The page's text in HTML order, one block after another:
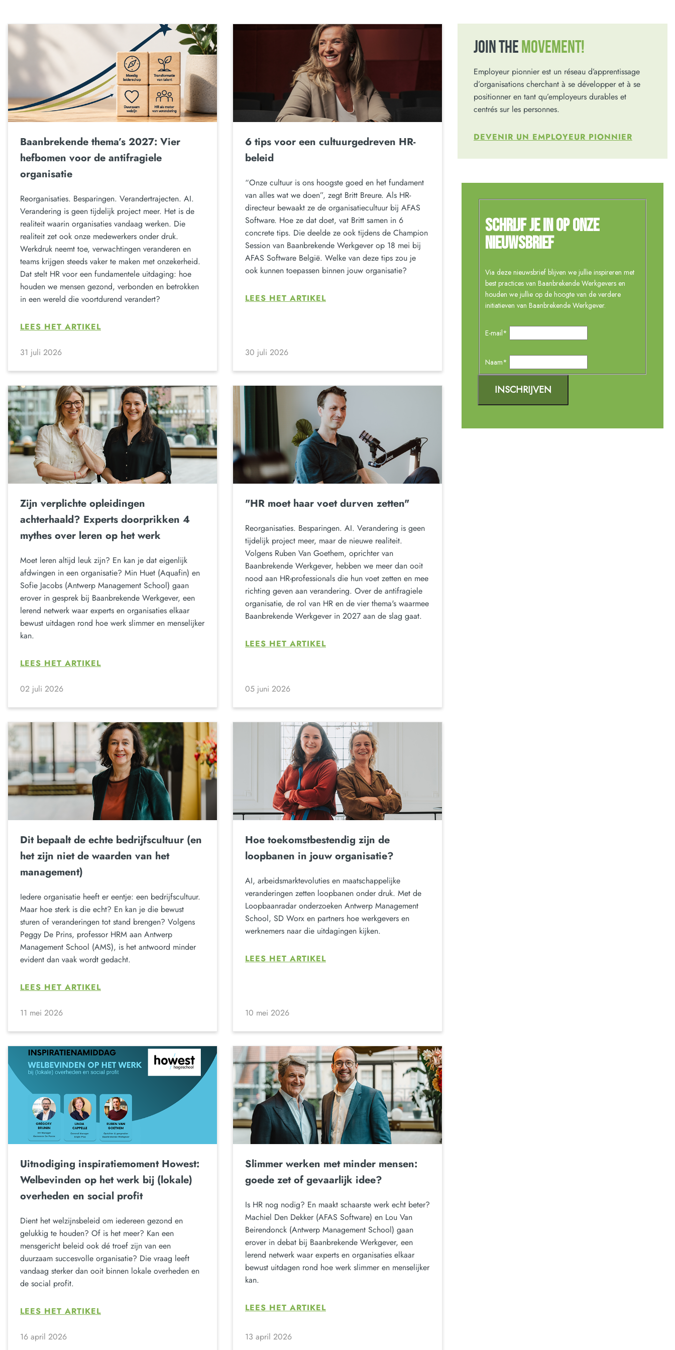
Baanbrekende thema’s 2027: Vier
hefbomen voor de antifragiele
organisatie
Reorganisaties. Besparingen. Verandertrajecten. AI.
Verandering is geen tijdelijk project meer. Het is de
realiteit waarin organisaties vandaag werken. Die
realiteit zet ook onze medewerkers onder druk.
Werkdruk neemt toe, verwachtingen veranderen en
teams krijgen steeds vaker te maken met onzekerheid.
Dat stelt HR voor een fundamentele uitdaging: hoe
houden we mensen gezond, verbonden en betrokken
in een wereld die voortdurend verandert?
LEES HET ARTIKEL
31 juli 2026
6 tips voor een cultuurgedreven HR-
beleid
“Onze cultuur is ons hoogste goed en het fundament
van alles wat we doen”, zegt Britt Breure. Als HR-
directeur bewaakt ze de organisatiecultuur bij AFAS
Software. Hoe ze dat doet, vat Britt samen in 6
concrete tips. Die deelde ze ook tijdens de Champion
Session van Baanbrekende Werkgever op 18 mei bij
AFAS Software België. Welke van deze tips zou je
ook kunnen toepassen binnen jouw organisatie?
LEES HET ARTIKEL
30 juli 2026
Zijn verplichte opleidingen
achterhaald? Experts doorprikken 4
mythes over leren op het werk
Moet leren altijd leuk zijn? En kan je dat eigenlijk
afdwingen in een organisatie? Min Huet (Aquafin) en
Sofie Jacobs (Antwerp Management School) gaan
erover in gesprek bij Baanbrekende Werkgever, een
lerend netwerk waar experts en organisaties elkaar
bewust uitdagen rond hoe werk slimmer en menselijker
kan.
LEES HET ARTIKEL
02 juli 2026
"HR moet haar voet durven zetten"
Reorganisaties. Besparingen. AI. Verandering is geen
tijdelijk project meer, maar de nieuwe realiteit.
Volgens Ruben Van Goethem, oprichter van
Baanbrekende Werkgever, hebben we meer dan ooit
nood aan HR-professionals die hun voet zetten en mee
richting geven aan verandering. Over de antifragiele
organisatie, de rol van HR en de vier thema's waarmee
Baanbrekende Werkgever in 2027 aan de slag gaat.
LEES HET ARTIKEL
05 juni 2026
Dit bepaalt de echte bedrijfscultuur (en
het zijn niet de waarden van het
management)
Iedere organisatie heeft er eentje: een bedrijfscultuur.
Maar hoe sterk is die echt? En kan je die bewust
sturen of veranderingen tot stand brengen? Volgens
Peggy De Prins, professor HRM aan Antwerp
Management School (AMS), is het antwoord minder
evident dan vaak wordt gedacht.
LEES HET ARTIKEL
11 mei 2026
Hoe toekomstbestendig zijn de
loopbanen in jouw organisatie?
AI, arbeidsmarktevoluties en maatschappelijke
veranderingen zetten loopbanen onder druk. Met de
Loopbaanradar onderzoeken Antwerp Management
School, SD Worx en partners hoe werkgevers en
werknemers naar die uitdagingen kijken.
LEES HET ARTIKEL
10 mei 2026
Uitnodiging inspiratiemoment Howest:
Welbevinden op het werk bij (lokale)
overheden en social profit
Dient het welzijnsbeleid om iedereen gezond en
gelukkig te houden? Of is het meer? Kan een
mensgericht beleid ook dé troef zijn van een
duurzaam succesvolle organisatie? Die vraag leeft
vandaag sterker dan ooit binnen lokale overheden en
de social profit.
LEES HET ARTIKEL
16 april 2026
Slimmer werken met minder mensen:
goede zet of gevaarlijk idee?
Is HR nog nodig? En maakt schaarste werk echt beter?
Machiel Den Dekker (AFAS Software) en Lou Van
Beirendonck (Antwerp Management School) gaan
erover in debat bij Baanbrekende Werkgever, een
lerend netwerk waar experts en organisaties elkaar
bewust uitdagen rond hoe werk slimmer en menselijker
kan.
LEES HET ARTIKEL
13 april 2026
JOIN THE MOVEMENT!
Employeur pionnier est un réseau d’apprentissage
d’organisations cherchant à se développer et à se
positionner en tant qu’employeurs durables et
centrés sur les personnes.
DEVENIR UN EMPLOYEUR PIONNIER